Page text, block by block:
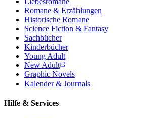
Romane & Erzählungen
Historische Romane
Science Fiction & Fantasy
Sachbücher
Kinderbücher
Young Adult
New Adult
Graphic Novels
Kalender & Journals
Hilfe & Services